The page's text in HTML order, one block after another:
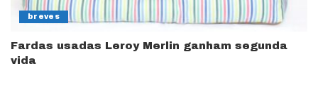
breves
Fardas usadas Leroy Merlin ganham segunda
vida